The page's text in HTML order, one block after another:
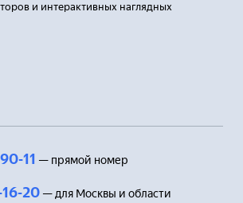
и интерактивных наглядных
11 — прямой номер
20 — для Москвы и области